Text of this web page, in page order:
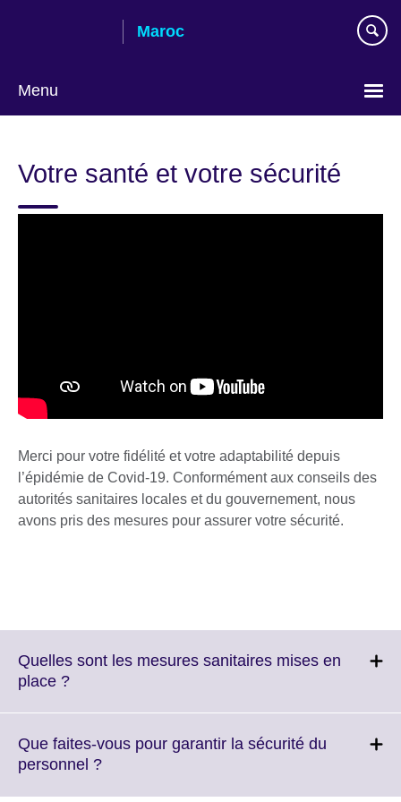
Maroc
Menu
langue
Votre santé et votre sécurité
Merci pour votre fidélité et votre adaptabilité depuis
l’épidémie de Covid-19. Conformément aux conseils des
autorités sanitaires locales et du gouvernement, nous
avons pris des mesures pour assurer votre sécurité.
Quelles sont les mesures sanitaires mises en
place ?Click
More
information
Que faites-vous pour garantir la sécurité du
personnel ?Click